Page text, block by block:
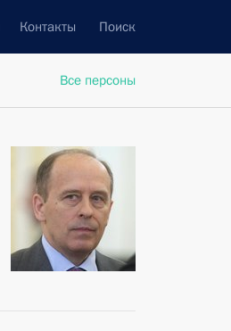
Контакты Поиск
Все персоны